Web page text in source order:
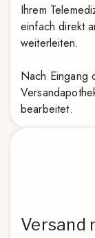
Ihrem
einfach direkt
weiterleiten.
Nach Eingang
bearbeitet.
Versand